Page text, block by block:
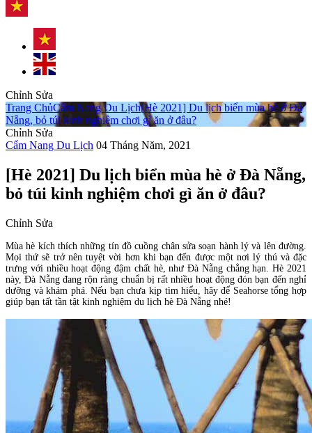
Chỉnh Sửa
Trang Chủ Cẩm Nang Du Lịch [Hè 2021] Du lịch biển mùa hè ở
Đà Nẵng, bỏ túi kinh nghiệm chơi gì ăn ở đâu?
Chỉnh Sửa
Cẩm Nang Du Lịch 04 Tháng Năm, 2021
[Hè 2021] Du lịch biển mùa hè ở Đà Nẵng,
bỏ túi kinh nghiệm chơi gì ăn ở đâu?
Chỉnh Sửa
Mùa hè kích thích những tín đồ cuồng chân sửa soạn hành lý và lên đường.
Mọi thứ sẽ trở nên tuyệt vời hơn khi bạn đến được một nơi lý thú và đặc
trưng với nhiều hoạt động đậm chất hè, như Đà Nẵng chẳng hạn. Hè 2021
này, Đà Nẵng đang rộn ràng chuẩn bị rất nhiều hoạt động đón bạn đến nghỉ
dưỡng và khám phá. Nếu bạn chưa kịp tìm hiểu, hãy để Seahorse tổng hợp
giúp bạn tất tần tật kinh nghiệm du lịch hè Đà Nẵng nhé!